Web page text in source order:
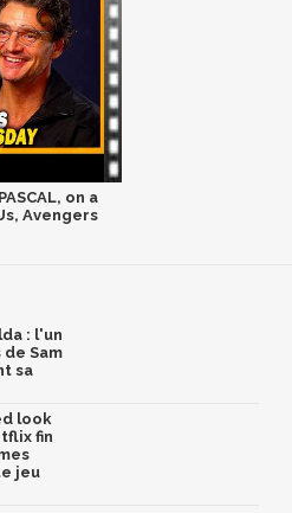
on a
Avengers
: l'un
Sam
sa
look
fin
jeu